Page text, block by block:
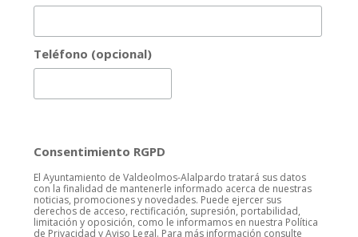
Teléfono (opcional)
Consentimiento RGPD
El Ayuntamiento de Valdeolmos-Alalpardo tratará sus datos
con la finalidad de mantenerle informado acerca de nuestras
noticias, promociones y novedades. Puede ejercer sus
derechos de acceso, rectificación, supresión, portabilidad,
limitación y oposición, como le informamos en nuestra Política
de Privacidad y Aviso Legal. Para más información consulte